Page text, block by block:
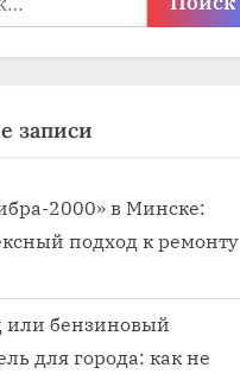
записи
2000» в Минске:
подход к ремонту
или бензиновый
для города: как не